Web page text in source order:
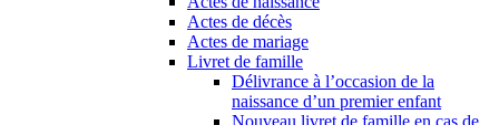
Actes de décès
Actes de mariage
Livret de famille
Délivrance à l’occasion de la
naissance d’un premier enfant